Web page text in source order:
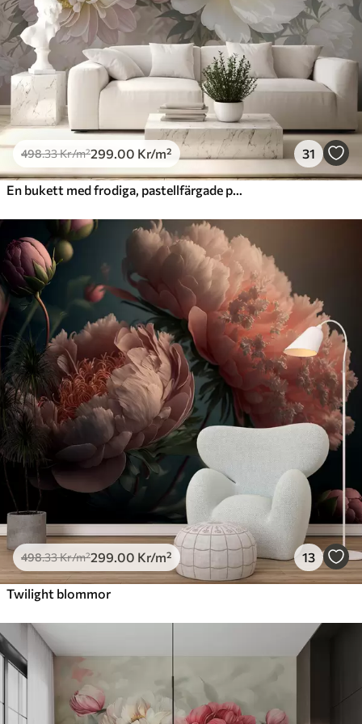
Premiumvinyl
725 .00 435.00Kr/m²
Peel and Stick
900.00
498.33Kr/m²299 .00 Kr/m² 31
498.33Kr/m²299 .00 Kr/m² 13
Twilight blommor